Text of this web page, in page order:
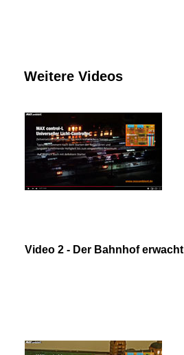
Weitere Videos
Video 2 - Der Bahnhof erwacht